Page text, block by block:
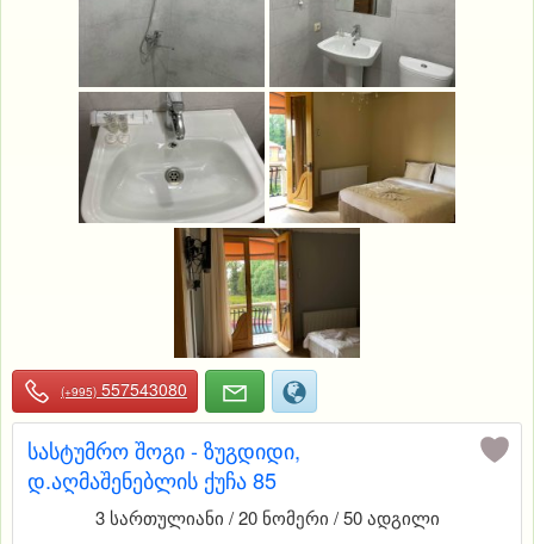
(+995) 557543080
სასტუმრო შოგი - ზუგდიდი,
დ.აღმაშენებლის ქუჩა 85
3 სართულიანი / 20 ნომერი / 50 ადგილი